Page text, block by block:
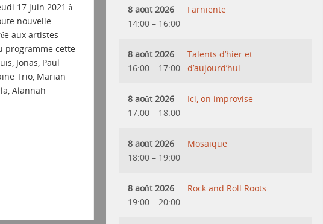
17 juin 2021 à
nouvelle
aux artistes
programme cette
Jonas, Paul
Trio, Marian
Alannah
8 août 2026
14:00 – 16:00
Farniente
8 août 2026
16:00 – 17:00
Talents d’hier et
d’aujourd’hui
8 août 2026
17:00 – 18:00
Ici, on improvise
8 août 2026
18:00 – 19:00
Mosaique
8 août 2026
19:00 – 20:00
Rock and Roll Roots